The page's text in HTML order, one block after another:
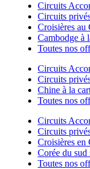
Circuits
Circuits
Croisières au
Cambodge à
Toutes nos
Circuits
Circuits
Chine à la
Toutes nos
Circuits
Circuits
Croisières en
Corée du sud
Toutes nos